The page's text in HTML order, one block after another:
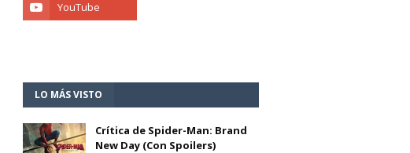
LO MÁS VISTO
Crítica de Spider-Man: Brand
New Day (Con Spoilers)